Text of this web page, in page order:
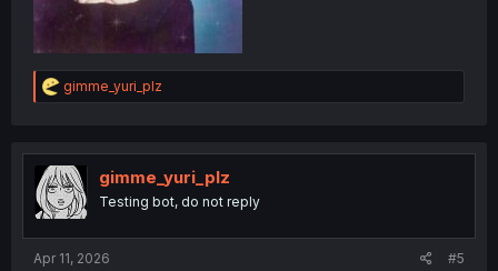
R
e
t
i
o
n
gimme_yuri_plz
gimme_yuri_plz
Testing bot, do not reply
Apr 11, 2026 #5